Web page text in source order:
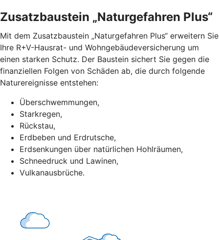
Zusatzbaustein „Naturgefahren Plus“
Mit dem Zusatzbaustein „Naturgefahren Plus“ erweitern Sie
Ihre R+V-Hausrat- und Wohngebäudeversicherung um
einen starken Schutz. Der Baustein sichert Sie gegen die
finanziellen Folgen von Schäden ab, die durch folgende
Naturereignisse entstehen:
Überschwemmungen,
Starkregen,
Rückstau,
Erdbeben und Erdrutsche,
Erdsenkungen über natürlichen Hohlräumen,
Schneedruck und Lawinen,
Vulkanausbrüche.